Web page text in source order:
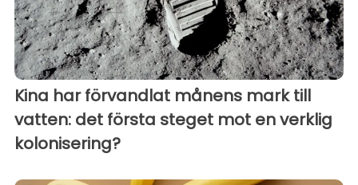
Kina har förvandlat månens mark till
vatten: det första steget mot en verklig
kolonisering?